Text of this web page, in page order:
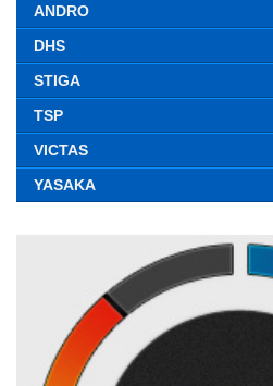
ANDRO
DHS
STIGA
TSP
VICTAS
YASAKA